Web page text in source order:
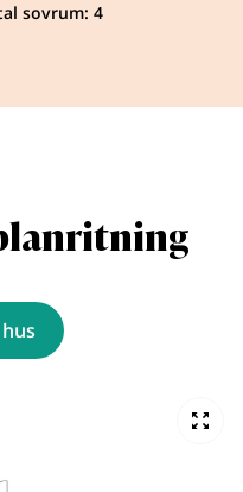
sovrum: 4